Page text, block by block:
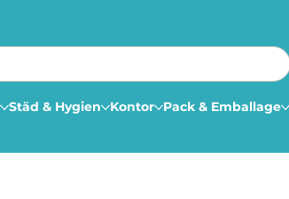
Städ & Hygien Kontor Pack & Emballage